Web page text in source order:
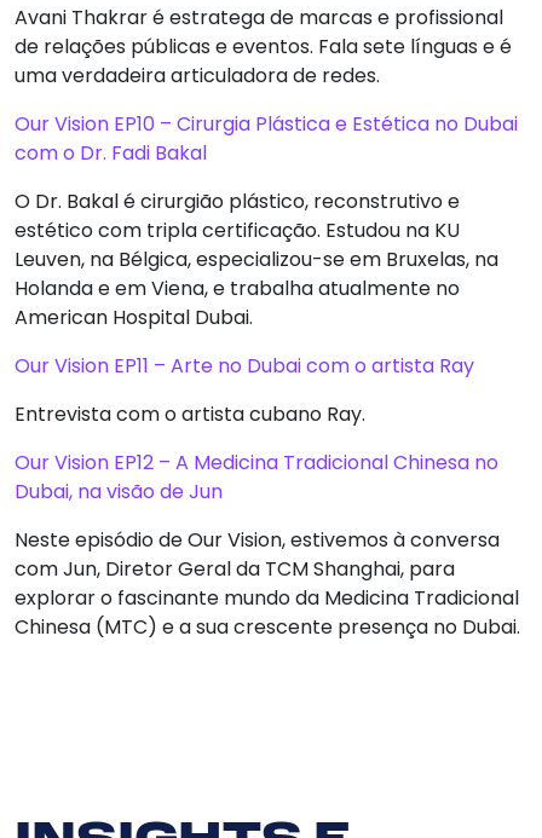
Avani Thakrar é estratega de marcas e profissional
de relações públicas e eventos. Fala sete línguas e é
uma verdadeira articuladora de redes.
Our Vision EP10 – Cirurgia Plástica e Estética no Dubai
com o Dr. Fadi Bakal
O Dr. Bakal é cirurgião plástico, reconstrutivo e
estético com tripla certificação. Estudou na KU
Leuven, na Bélgica, especializou-se em Bruxelas, na
Holanda e em Viena, e trabalha atualmente no
American Hospital Dubai.
Our Vision EP11 – Arte no Dubai com o artista Ray
Entrevista com o artista cubano Ray.
Our Vision EP12 – A Medicina Tradicional Chinesa no
Dubai, na visão de Jun
Neste episódio de Our Vision, estivemos à conversa
com Jun, Diretor Geral da TCM Shanghai, para
explorar o fascinante mundo da Medicina Tradicional
Chinesa (MTC) e a sua crescente presença no Dubai.